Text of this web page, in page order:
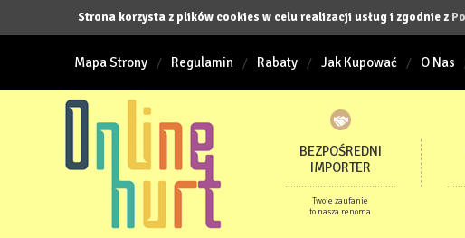
Strona korzysta z plików cookies w celu realizacji usług i zgodnie z
Mapa Strony Regulamin Rabaty Jak Kupować O Nas
BEZPOŚREDNI
IMPORTER
Twoje zaufanie
to nasza renoma